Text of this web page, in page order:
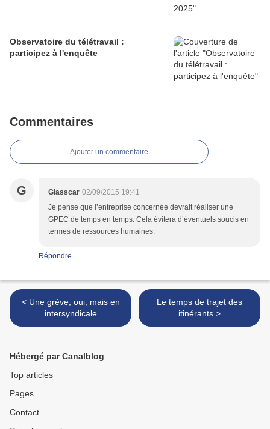
Observatoire du télétravail :
participez à l'enquête
Commentaires
Ajouter un commentaire
G Glasscar 02/09/2015 19:41
Je pense que l’entreprise concernée devrait réaliser une
GPEC de temps en temps. Cela évitera d’éventuels soucis en
termes de ressources humaines.
Répondre
< Une grève, oui, mais en
intersyndicale
Le temps de trajet des
itinérants >
Hébergé par Canalblog
Top articles
Pages
Contact